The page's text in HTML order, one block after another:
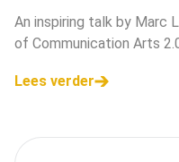
An inspiring talk by Marc
of Communication Arts
Lees verder